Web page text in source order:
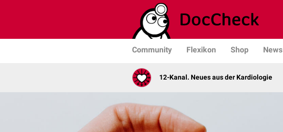
Community Flexikon Shop News
12-Kanal. Neues aus der Kardiologie